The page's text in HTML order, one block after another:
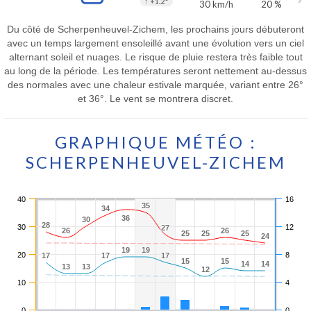
30 km/h 20 %
Du côté de Scherpenheuvel-Zichem, les prochains jours débuteront
avec un temps largement ensoleillé avant une évolution vers un ciel
alternant soleil et nuages. Le risque de pluie restera très faible tout
au long de la période. Les températures seront nettement au-dessus
des normales avec une chaleur estivale marquée, variant entre 26°
et 36°. Le vent se montrera discret.
GRAPHIQUE MÉTÉO :
SCHERPENHEUVEL-ZICHEM
28
28
26
26
30
30
34
34
36
36
35
35
27
27
25
25 25
25 26
26 25
25 24
24
17
17
13
13 13
13
17
17
19
19 19
19
17
17
15
15
12
12
15
15 14
14 14
14
10
20
30
40
4
8
12
16